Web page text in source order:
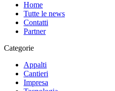
Home
Tutte le news
Contatti
Partner
Categorie
Appalti
Cantieri
Impresa